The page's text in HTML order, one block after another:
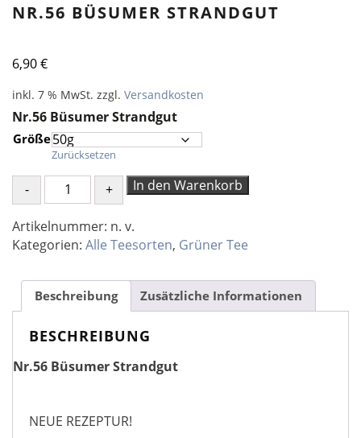
NR.56 BÜSUMER STRANDGUT
6,90€
inkl. 7 % MwSt. zzgl. Versandkosten
Nr.56 Büsumer Strandgut
Größe
Zurücksetzen
Büsumer
Strandgut
Menge
In den Warenkorb
Artikelnummer: n. v.
Kategorien: Alle Teesorten, Grüner Tee
Beschreibung Zusätzliche Informationen
BESCHREIBUNG
Nr.56 Büsumer Strandgut
NEUE REZEPTUR!